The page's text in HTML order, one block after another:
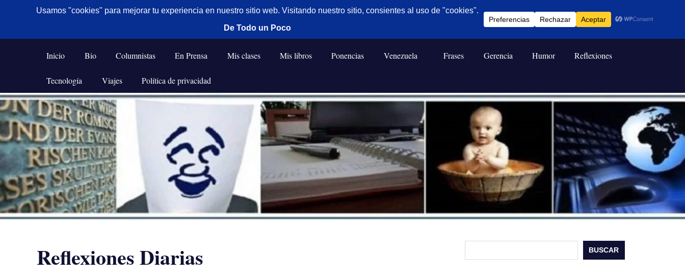
Saltar
al
contenido
De todo un poco
Frases,
Humor,
Tecnología
y
Viajes
Inicio Bio Columnistas En Prensa Mis clases Mis libros Ponencias Venezuela Frases Gerencia Humor Reflexiones
Tecnología Viajes Política de privacidad
Reflexiones Diarias BUSCAR